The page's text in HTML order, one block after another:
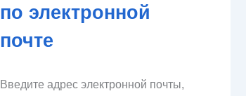
по электронной
почте
Введите адрес электронной почты,